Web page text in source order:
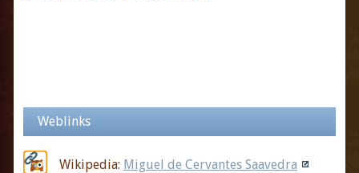
Weblinks
Wikipedia: Miguel de Cervantes Saavedra